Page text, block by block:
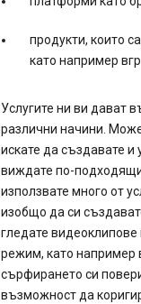
продукти, които
като например
Услугите ни ви дават
различни начини.
искате да създавате
виждате по-
използвате много от
изобщо да си
гледате
режим, като например
сърфирането си
възможност да